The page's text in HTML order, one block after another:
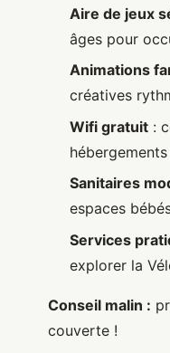
Aire de jeux
âges pour
Animations
créatives
Wifi gratuit :
Sanitaires
espaces
Services
explorer la
Conseil malin :
couverte !